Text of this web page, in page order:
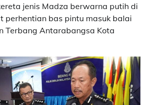
jenis Madza berwarna putih di
perhentian bas pintu masuk balai
Terbang Antarabangsa Kota